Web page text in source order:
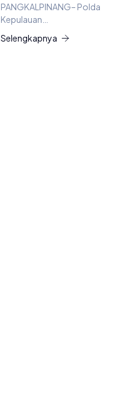
PANGKALPINANG– Polda
Kepulauan…
Selengkapnya